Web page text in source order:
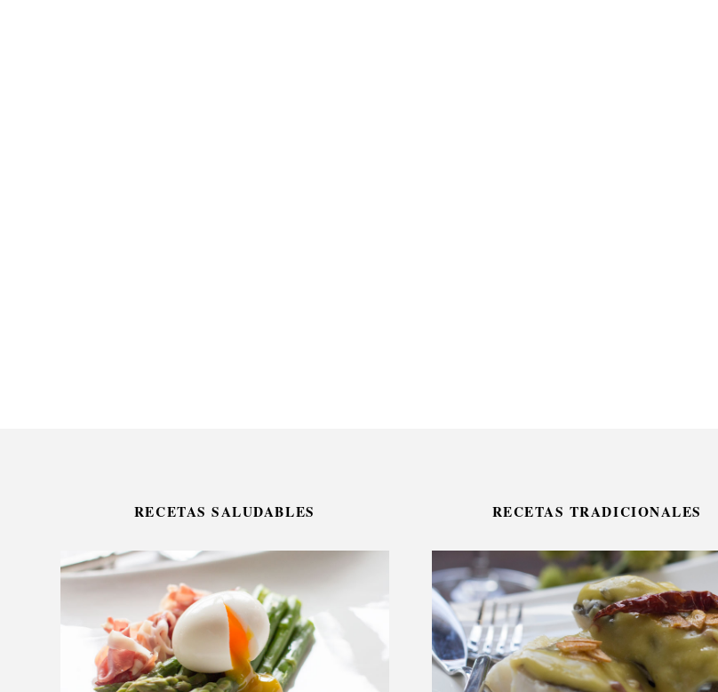
RECETAS SALUDABLES RECETAS TRADICIONALES